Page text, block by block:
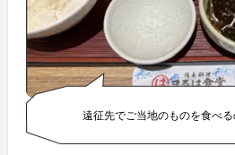
遠征先でご当地のものを食べる